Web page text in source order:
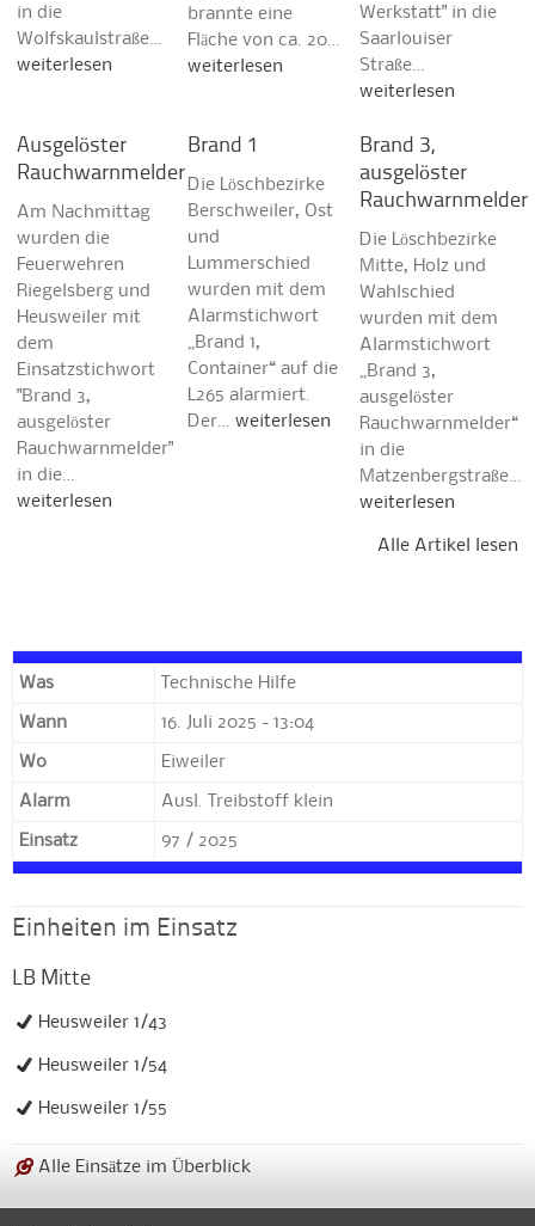
in die
Wolfskaulstraße…
weiterlesen
brannte eine
Fläche von ca. 20…
weiterlesen
Werkstatt" in die
Saarlouiser
Straße…
weiterlesen
Ausgelöster
Rauchwarnmelder
Am Nachmittag
wurden die
Feuerwehren
Riegelsberg und
Heusweiler mit
dem
Einsatzstichwort
"Brand 3,
ausgelöster
Rauchwarnmelder"
in die…
weiterlesen
Brand 1
Die Löschbezirke
Berschweiler, Ost
und
Lummerschied
wurden mit dem
Alarmstichwort
„Brand 1,
Container“ auf die
L265 alarmiert.
Der…weiterlesen
Brand 3,
ausgelöster
Rauchwarnmelder
Die Löschbezirke
Mitte, Holz und
Wahlschied
wurden mit dem
Alarmstichwort
„Brand 3,
ausgelöster
Rauchwarnmelder“
in die
Matzenbergstraße…
weiterlesen
Alle Artikel lesen
Was Technische Hilfe
Wann 16. Juli 2025 - 13:04
Wo Eiweiler
Alarm Ausl. Treibstoff klein
Einsatz 97 / 2025
Einheiten im Einsatz
LB Mitte
Heusweiler 1/43
Heusweiler 1/54
Heusweiler 1/55
Alle Einsätze im Überblick